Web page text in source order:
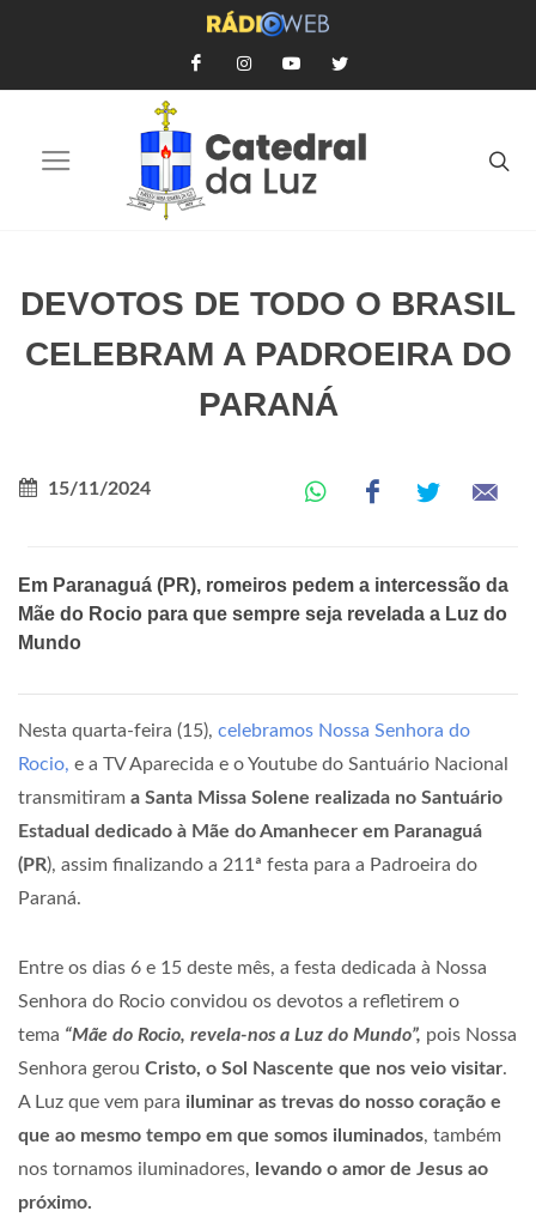
DEVOTOS DE TODO O BRASIL
CELEBRAM A PADROEIRA DO
PARANÁ
15/11/2024
Em Paranaguá (PR), romeiros pedem a intercessão da
Mãe do Rocio para que sempre seja revelada a Luz do
Mundo
Nesta quarta-feira (15), celebramos Nossa Senhora do
Rocio, e a TV Aparecida e o Youtube do Santuário Nacional
transmitiram a Santa Missa Solene realizada no Santuário
Estadual dedicado à Mãe do Amanhecer em Paranaguá
(PR), assim finalizando a 211ª festa para a Padroeira do
Paraná.
Entre os dias 6 e 15 deste mês, a festa dedicada à Nossa
Senhora do Rocio convidou os devotos a refletirem o
tema “Mãe do Rocio, revela-nos a Luz do Mundo”, pois Nossa
Senhora gerou Cristo, o Sol Nascente que nos veio visitar.
A Luz que vem para iluminar as trevas do nosso coração e
que ao mesmo tempo em que somos iluminados, também
nos tornamos iluminadores, levando o amor de Jesus ao
próximo.